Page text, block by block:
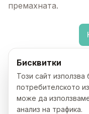
премахната.
Бисквитки
Този сайт
потребителското
може да
анализ на трафика.